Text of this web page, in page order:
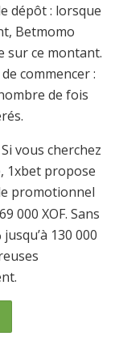
dépôt : lorsque
Betmomo
sur ce montant.
commencer :
de fois
vous cherchez
1xbet propose
promotionnel
000 XOF. Sans
130 000